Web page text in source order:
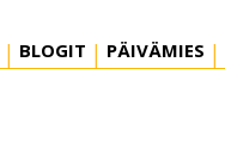
BLOGIT PÄIVÄMIES